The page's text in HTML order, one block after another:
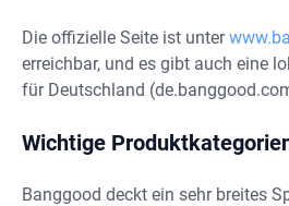
Die offizielle Seite ist unter
erreichbar, und es gibt auch eine
für Deutschland
Wichtige
Banggood deckt ein sehr breites